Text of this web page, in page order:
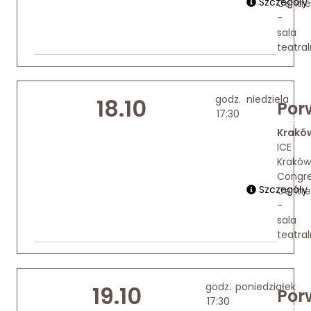
Centre
-
sala
18.10
godz.
17:30
niedziela
ICE
Kraków
Centre
-
sala
Kup bilet
Szczegóły
19.10
godz.
17:30
poniedziałek
Kup bilet